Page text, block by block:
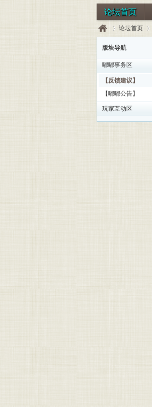
论坛首页
嘟嘟»
论坛首页
›
版块导航
嘟嘟事务区
【反馈建议】
【嘟嘟公告】
玩家互动区